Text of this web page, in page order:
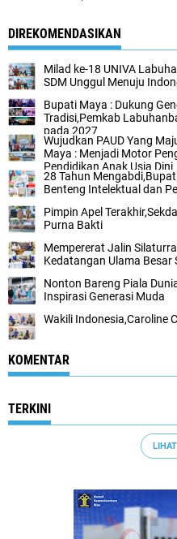
DIREKOMENDASIKAN
Milad ke-18 UNIVA
SDM Unggul Menuju
Bupati Maya : Dukung
Tradisi,Pemkab
pada 2027
Wujudkan PAUD Yang
Maya : Menjadi Motor
Pendidikan Anak Usia Dini
28 Tahun
Benteng Intelektual dan
Pimpin Apel
Purna Bakti
Mempererat Jalin
Kedatangan Ulama Besar
Nonton Bareng Piala
Inspirasi Generasi Muda
Wakili Indonesia,Caroline
KOMENTAR
TERKINI